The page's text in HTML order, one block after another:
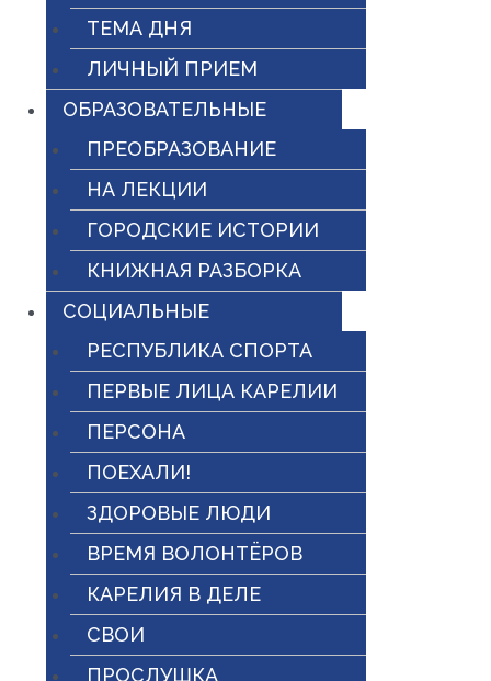
ТЕМА ДНЯ
ЛИЧНЫЙ ПРИЕМ
ОБРАЗОВАТЕЛЬНЫЕ
ПРЕОБРАЗОВАНИЕ
НА ЛЕКЦИИ
ГОРОДСКИЕ ИСТОРИИ
КНИЖНАЯ РАЗБОРКА
СОЦИАЛЬНЫЕ
РЕСПУБЛИКА СПОРТА
ПЕРВЫЕ ЛИЦА КАРЕЛИИ
ПЕРСОНА
ПОЕХАЛИ!
ЗДОРОВЫЕ ЛЮДИ
ВРЕМЯ ВОЛОНТЁРОВ
КАРЕЛИЯ В ДЕЛЕ
СВОИ
ПРОСЛУШКА